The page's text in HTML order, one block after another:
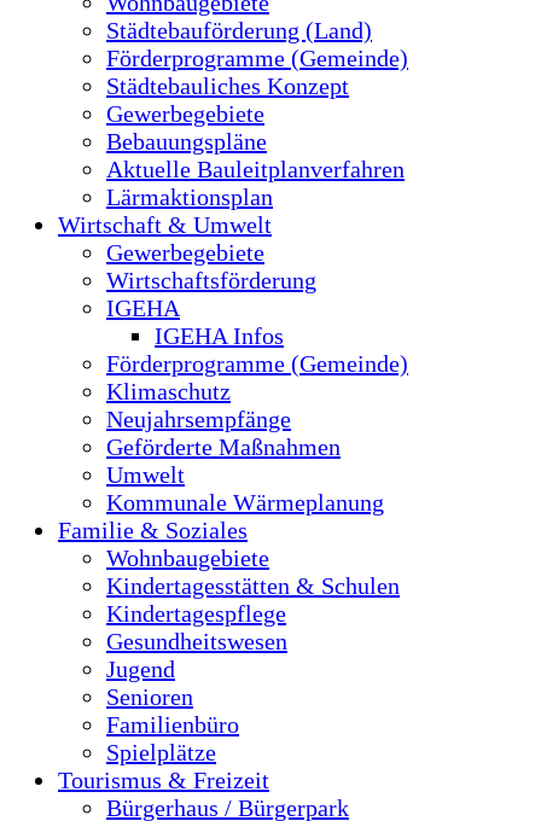
Städtebauförderung (Land)
Förderprogramme (Gemeinde)
Städtebauliches Konzept
Gewerbegebiete
Bebauungspläne
Aktuelle Bauleitplanverfahren
Lärmaktionsplan
Wirtschaft & Umwelt
Gewerbegebiete
Wirtschaftsförderung
IGEHA
IGEHA Infos
Förderprogramme (Gemeinde)
Klimaschutz
Neujahrsempfänge
Geförderte Maßnahmen
Umwelt
Kommunale Wärmeplanung
Familie & Soziales
Wohnbaugebiete
Kindertagesstätten & Schulen
Kindertagespflege
Gesundheitswesen
Jugend
Senioren
Familienbüro
Spielplätze
Tourismus & Freizeit
Bürgerhaus / Bürgerpark